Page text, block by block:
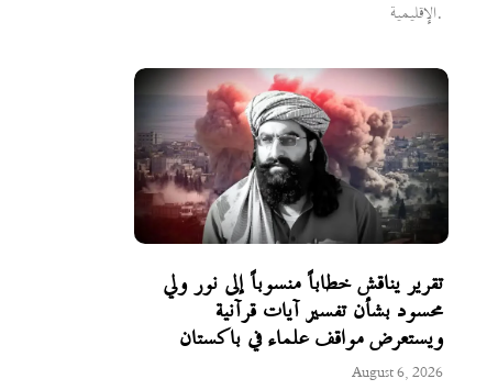
الإقليمية.
تقرير يناقش خطاباً منسوباً إلى نور ولي
محسود بشأن تفسير آيات قرآنية
ويستعرض مواقف علماء في باكستان
August 6, 2026